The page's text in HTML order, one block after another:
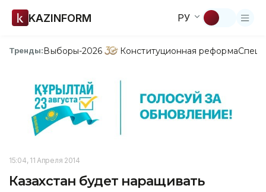
KAZINFORM РУ
Тренды:Выборы-2026 Конституционная реформа
15:04, 11 Апреля 2014
Казахстан будет наращивать